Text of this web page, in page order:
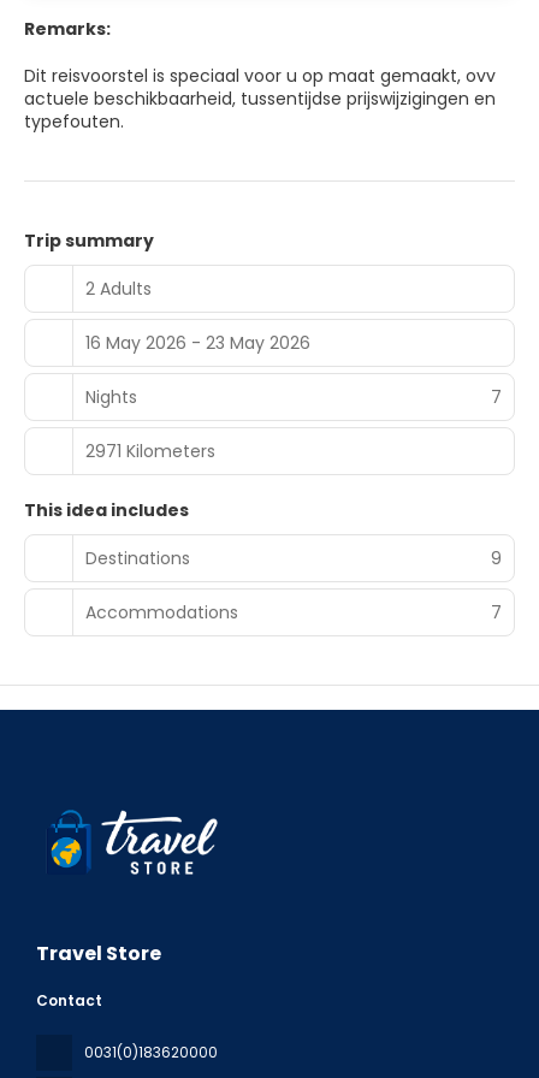
down and relax, and listen to a Saturday morning carillon
concert. The city has a fine number of museums, most
of them situated in the Museum Quarter at 10 minutes
walking distance from Central Station. Utrecht is known as
a student city with a large population of single young
people. This results in a booming nightlife with many
Remarks:
Dit reisvoorstel is speciaal voor u op maat gemaakt, ovv
actuele beschikbaarheid, tussentijdse prijswijzigingen en
typefouten.
Trip summary
2 Adults
16 May 2026 - 23 May 2026
Nights 7
2971 Kilometers
This idea includes
Destinations
9
Accommodations 7
Travel Store
Contact
0031(0)183620000